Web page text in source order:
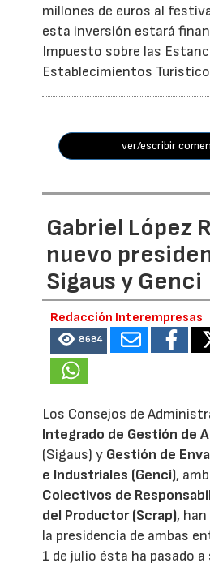
millones de euros al
esta inversión estará
Impuesto sobre las
Establecimientos
ver/escribir
Gabriel López
nuevo
Sigaus y Genci
Redacción Interempresas
8684
Los Consejos de
Integrado de Gestión de
(Sigaus) y Gestión de
e Industriales (Genci),
Colectivos de
del Productor (Scrap),
la presidencia de ambas
1 de julio ésta ha pasado